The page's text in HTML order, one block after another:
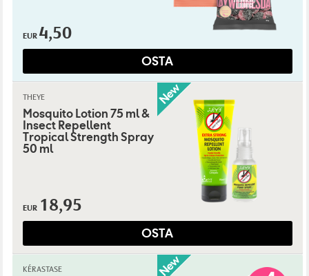
EUR 4,50
OSTA
THEYE
Mosquito Lotion 75 ml &
Insect Repellent
Tropical Strength Spray
50 ml
EUR 18,95
OSTA
KÉRASTASE